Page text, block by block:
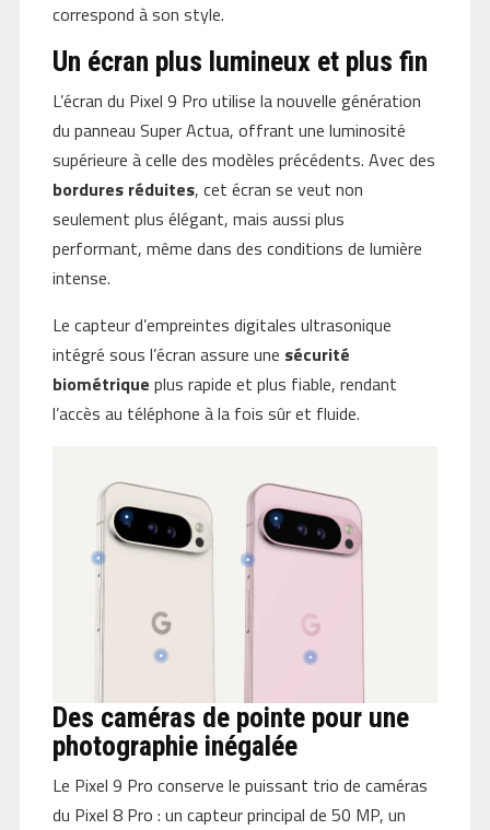
correspond à son style.
Un écran plus lumineux et plus fin
L’écran du Pixel 9 Pro utilise la nouvelle génération
du panneau Super Actua, offrant une luminosité
supérieure à celle des modèles précédents. Avec des
bordures réduites, cet écran se veut non
seulement plus élégant, mais aussi plus
performant, même dans des conditions de lumière
intense.
Le capteur d’empreintes digitales ultrasonique
intégré sous l’écran assure une sécurité
biométrique plus rapide et plus fiable, rendant
l’accès au téléphone à la fois sûr et fluide.
Des caméras de pointe pour une
photographie inégalée
Le Pixel 9 Pro conserve le puissant trio de caméras
du Pixel 8 Pro : un capteur principal de 50 MP, un